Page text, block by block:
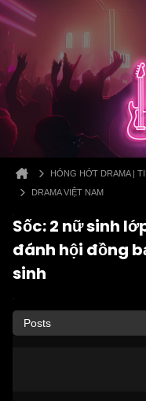
HÓNG HỚT DRAMA |
DRAMA VIỆT NAM
Sốc: 2 nữ sinh
đánh hội đồng
sinh